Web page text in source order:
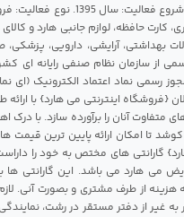
مرکز هارد گیلان {فروشگاه اینترنتی می هارد}؛ مرجع قیمت
حافظه، لوازم جانبی هارد و کالای
بهداشتی، آرایشی، دارویی،
از سازمان نظام صنفی رایانه ای
رسمی نماد اعتماد الکترونیک (ای
اینترنتی می هارد} با ارائه
متفاوت آنان را برآورده سازد. با
تا امکان ارائه پایین ترین قیمت
گارانتی های مختص به خود را
می هارد، 2 سال تعویض می هارد و 3 سال تعویض می هارد می باشد.
از طرف مشتری و بصورت آنی.
به غیر از دفتر مستقر در رشت،